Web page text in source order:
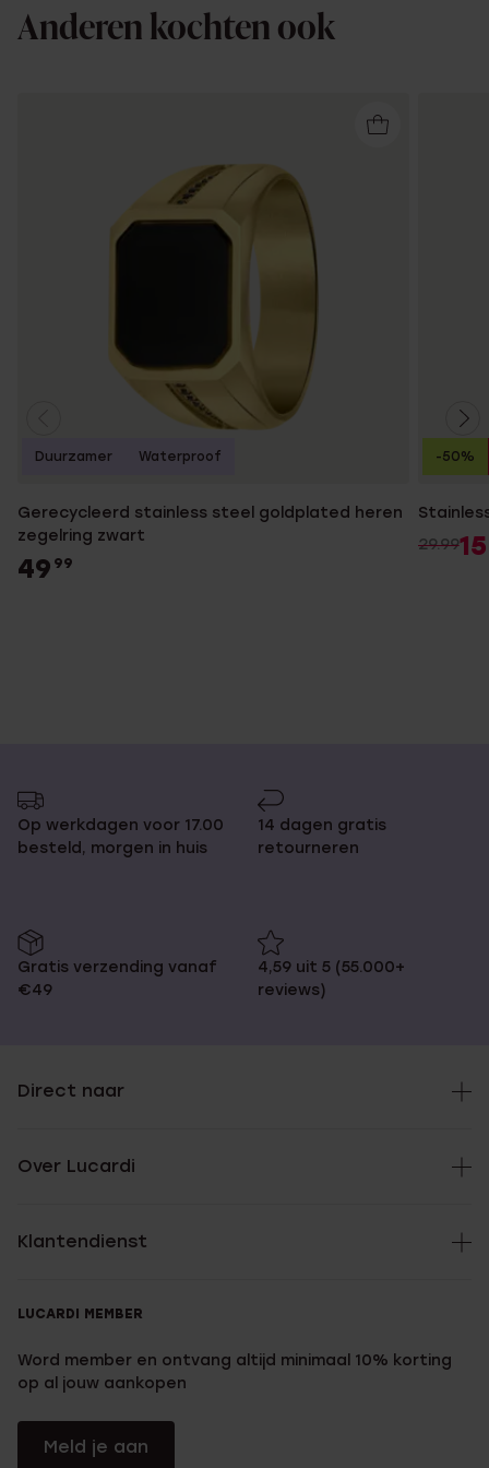
Anderen kochten ook
Gerecycleerd stainless steel goldplated heren
zegelring zwart
49 99
Duurzamer Waterproof
29.9915
-50%
Op werkdagen voor 17.00
besteld, morgen in huis
14 dagen gratis
retourneren
Gratis verzending vanaf
€49
4,59 uit 5 (55.000+
reviews)
Direct naar
Over Lucardi
Klantendienst
LUCARDI MEMBER
Word member en ontvang altijd minimaal 10% korting
op al jouw aankopen
Meld je aan